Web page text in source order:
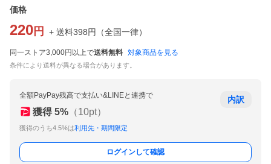
価格
220 円 + 送料398円 （全国一律）
同一ストア3,000円以上で送料無料 対象商品を見る
条件により送料が異なる場合があります。
全額PayPay残高で支払い&LINEと連携で
獲得 5% （10pt）
獲得のうち4.5%は利用先・期間限定
内訳
ログインして確認